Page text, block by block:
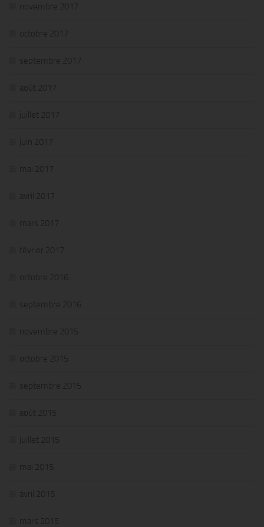
novembre 2017
octobre 2017
septembre 2017
août 2017
juillet 2017
juin 2017
mai 2017
avril 2017
mars 2017
février 2017
octobre 2016
septembre 2016
novembre 2015
octobre 2015
septembre 2015
août 2015
juillet 2015
mai 2015
avril 2015
mars 2015